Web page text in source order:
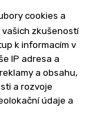
cookies a
zkušeností
k informacím v
IP adresa a
a obsahu,
a rozvoje
údaje a